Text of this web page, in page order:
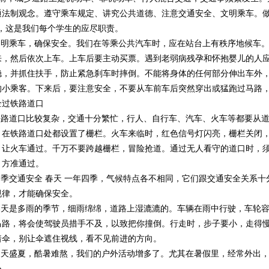
法制观念。遵守乘车规定、讲究公共道德、注意交通安全、文明乘车。
这是我们每个学生的应尽职责。
乘车，确保安全。我们在等乘公共汽车时，应在站台上有秩序地候车
，然后依次上车。上车后要主动买票。遇到老弱病残孕和怀抱婴儿的人
，并抓住扶手，防止紧急刹车时摔倒。不能将身体的任何部分伸出车外
小乘客。下来后，要注意安全，不要从车前车后突然穿出或猛跑过马路
铁路道口
道口比较复杂，交通十分繁忙，行人、自行车、汽车、火车等都要从
在铁路道口处都设置了栅栏。火车来临时，红色信号灯闪亮，栅栏关闭
让火车通过。千万不要跨越栅栏，冒险抢道。通过无人看守的道口时，
准通过。
交通安全 春天 一年四季，气候特点各不相同，它们跟交通安全关系十
，才能确保安全。
是多雨的季节，细雨绵绵，道路上湿漉漉的。车辆在雨中行驶，车轮
路，将会使驾驶员措手不及，以致把你撞倒。行走时，步子要小，走得
，别让伞遮住视线，看不见前进的方向。
盛夏，酷暑难熬，我们的户外活动增多了。尤其在暑假里，经常外出